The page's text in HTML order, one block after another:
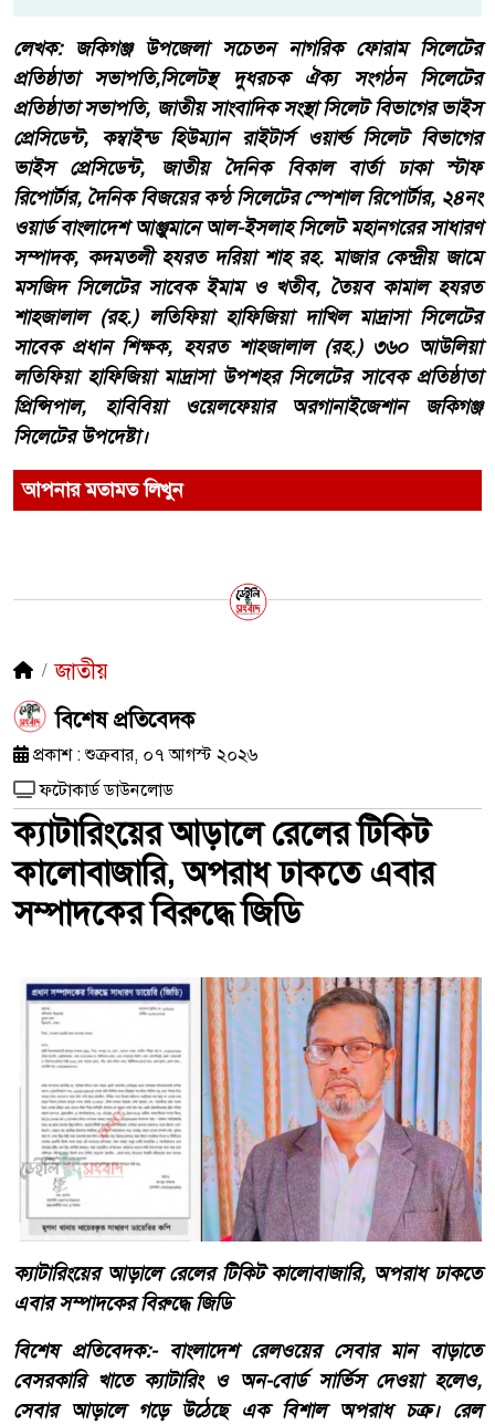
লেখক: জকিগঞ্জ উপজেলা সচেতন নাগরিক ফোরাম সিলেটের
প্রতিষ্ঠাতা সভাপতি,সিলেটস্থ দুধরচক ঐক্য সংগঠন সিলেটের
প্রতিষ্ঠাতা সভাপতি, জাতীয় সাংবাদিক সংস্থা সিলেট বিভাগের ভাইস
প্রেসিডেন্ট, কম্বাইন্ড হিউম্যান রাইটার্স ওয়ার্ল্ড সিলেট বিভাগের
ভাইস প্রেসিডেন্ট, জাতীয় দৈনিক বিকাল বার্তা ঢাকা স্টাফ
রিপোর্টার, দৈনিক বিজয়ের কন্ঠ সিলেটের স্পেশাল রিপোর্টার, ২৪নং
ওয়ার্ড বাংলাদেশ আঞ্জুমানে আল-ইসলাহ সিলেট মহানগরের সাধারণ
সম্পাদক, কদমতলী হযরত দরিয়া শাহ রহ. মাজার কেন্দ্রীয় জামে
মসজিদ সিলেটের সাবেক ইমাম ও খতীব, তৈয়ব কামাল হযরত
শাহজালাল (রহ.) লতিফিয়া হাফিজিয়া দাখিল মাদ্রাসা সিলেটের
সাবেক প্রধান শিক্ষক, হযরত শাহজালাল (রহ.) ৩৬০ আউলিয়া
লতিফিয়া হাফিজিয়া মাদ্রাসা উপশহর সিলেটের সাবেক প্রতিষ্ঠাতা
প্রিন্সিপাল, হাবিবিয়া ওয়েলফেয়ার অরগানাইজেশান জকিগঞ্জ
সিলেটের উপদেষ্টা।
আপনার মতামত লিখুন
জাতীয়
​বিশেষ প্রতিবেদক
প্রকাশ : শুক্রবার, ০৭ আগস্ট ২০২৬
ফটোকার্ড ডাউনলোড
ক্যাটারিংয়ের আড়ালে রেলের টিকিট
কালোবাজারি, অপরাধ ঢাকতে এবার
সম্পাদকের বিরুদ্ধে জিডি
ক্যাটারিংয়ের আড়ালে রেলের টিকিট কালোবাজারি, অপরাধ ঢাকতে
এবার সম্পাদকের বিরুদ্ধে জিডি
​বিশেষ প্রতিবেদক:- ​বাংলাদেশ রেলওয়ের সেবার মান বাড়াতে
বেসরকারি খাতে ক্যাটারিং ও অন-বোর্ড সার্ভিস দেওয়া হলেও,
সেবার আড়ালে গড়ে উঠেছে এক বিশাল অপরাধ চক্র। রেল